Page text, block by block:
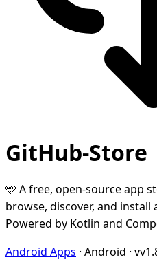
GitHub-Store
🩵 A free, open-source app
browse, discover, and install
Powered by Kotlin and
Android Apps · Android ·